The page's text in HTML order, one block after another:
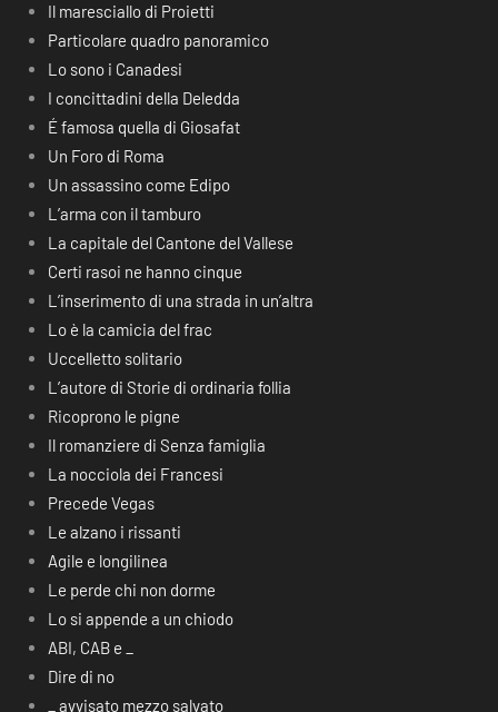
Il maresciallo di Proietti
Particolare quadro panoramico
Lo sono i Canadesi
I concittadini della Deledda
É famosa quella di Giosafat
Un Foro di Roma
Un assassino come Edipo
L’arma con il tamburo
La capitale del Cantone del Vallese
Certi rasoi ne hanno cinque
L’inserimento di una strada in un’altra
Lo è la camicia del frac
Uccelletto solitario
L’autore di Storie di ordinaria follia
Ricoprono le pigne
Il romanziere di Senza famiglia
La nocciola dei Francesi
Precede Vegas
Le alzano i rissanti
Agile e longilinea
Le perde chi non dorme
Lo si appende a un chiodo
ABI, CAB e _
Dire di no
_ avvisato mezzo salvato